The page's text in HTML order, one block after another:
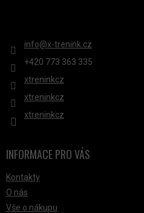
info@x-trenink.cz
+420 ‭773 363 335
xtreninkcz
xtreninkcz
xtreninkcz
INFORMACE PRO VÁS
Kontakty
O nás
Vše o nákupu